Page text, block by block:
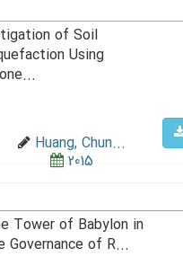
Mitigation of Soil
Liquefaction Using
Stone...
Huang, Chun...
2015
The Tower of Babylon in
the Governance of R...